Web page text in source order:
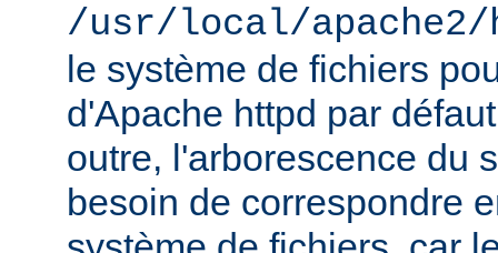
/usr/local/
le système de fichiers
d'Apache httpd par
outre, l'arborescence du
besoin de correspondre